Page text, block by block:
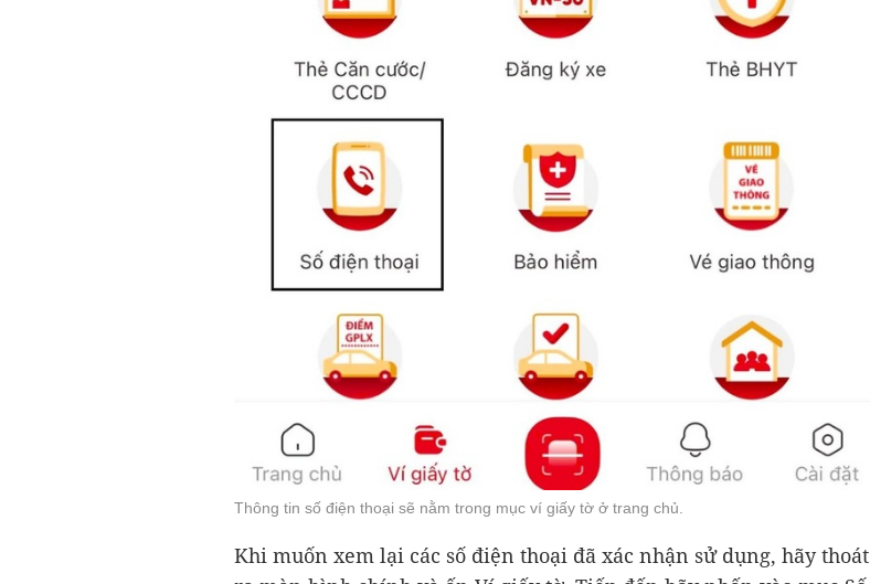
Thông tin số điện thoại sẽ nằm trong mục ví giấy tờ ở trang chủ.
Khi muốn xem lại các số điện thoại đã xác nhận sử dụng, hãy thoát